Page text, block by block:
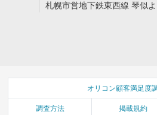
札幌市営地下鉄東西線 琴似
オリコン顧客満足度
調査方法 掲載規約